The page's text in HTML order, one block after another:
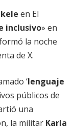
en El
inclusivo» en
la noche
de X.
‘lenguaje
públicos de
una
la militar Karla